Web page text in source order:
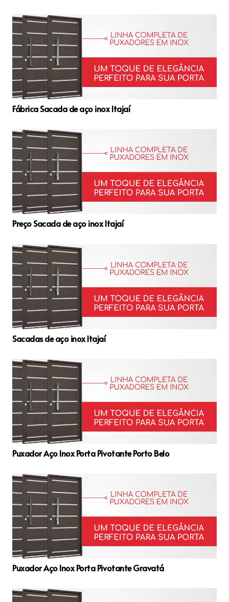
Fábrica Sacada de aço inox Itajaí
Preço Sacada de aço inox Itajaí
Sacadas de aço inox Itajaí
Puxador Aço Inox Porta Pivotante Porto Belo
Puxador Aço Inox Porta Pivotante Gravatá